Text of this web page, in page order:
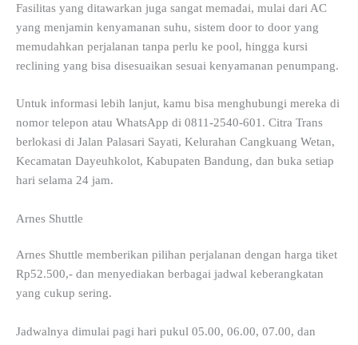
Fasilitas yang ditawarkan juga sangat memadai, mulai dari AC
yang menjamin kenyamanan suhu, sistem door to door yang
memudahkan perjalanan tanpa perlu ke pool, hingga kursi
reclining yang bisa disesuaikan sesuai kenyamanan penumpang.
Untuk informasi lebih lanjut, kamu bisa menghubungi mereka di
nomor telepon atau WhatsApp di 0811-2540-601. Citra Trans
berlokasi di Jalan Palasari Sayati, Kelurahan Cangkuang Wetan,
Kecamatan Dayeuhkolot, Kabupaten Bandung, dan buka setiap
hari selama 24 jam.
Arnes Shuttle
Arnes Shuttle memberikan pilihan perjalanan dengan harga tiket
Rp52.500,- dan menyediakan berbagai jadwal keberangkatan
yang cukup sering.
Jadwalnya dimulai pagi hari pukul 05.00, 06.00, 07.00, dan